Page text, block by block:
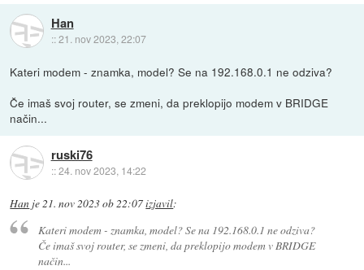
Han
::21. nov 2023, 22:07
Kateri modem - znamka, model? Se na 192.168.0.1 ne odziva?
Če imaš svoj router, se zmeni, da preklopijo modem v BRIDGE
način...
ruski76
::24. nov 2023, 14:22
Han je21. nov 2023 ob 22:07izjavil:
Kateri modem - znamka, model? Se na 192.168.0.1 ne odziva?
Če imaš svoj router, se zmeni, da preklopijo modem v BRIDGE
način...